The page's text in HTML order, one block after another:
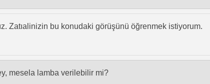
Zatıalinizin bu konudaki görüşünü öğrenmek istiyorum.
mesela lamba verilebilir mi?